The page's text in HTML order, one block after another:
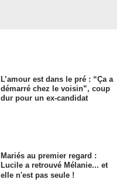
L’amour est dans le pré : “Ça a
démarré chez le voisin”, coup
dur pour un ex-candidat
Mariés au premier regard :
Lucile a retrouvé Mélanie... et
elle n'est pas seule !